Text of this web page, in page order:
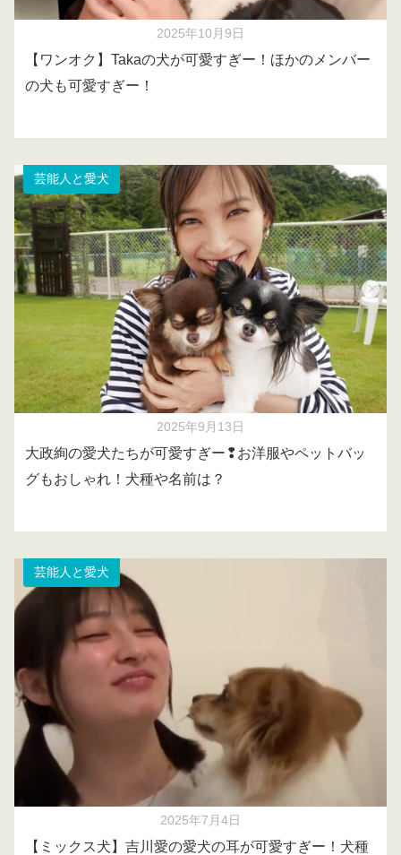
2025年10月9日
【ワンオク】Takaの犬が可愛すぎー！ほかのメンバー
の犬も可愛すぎー！
芸能人と愛犬
2025年9月13日
大政絢の愛犬たちが可愛すぎー❢お洋服やペットバッ
グもおしゃれ！犬種や名前は？
芸能人と愛犬
2025年7月4日
【ミックス犬】吉川愛の愛犬の耳が可愛すぎー！犬種